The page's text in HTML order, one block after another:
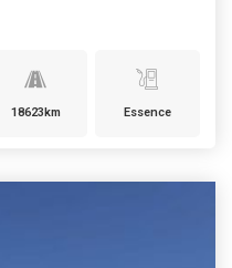
18623km Essence